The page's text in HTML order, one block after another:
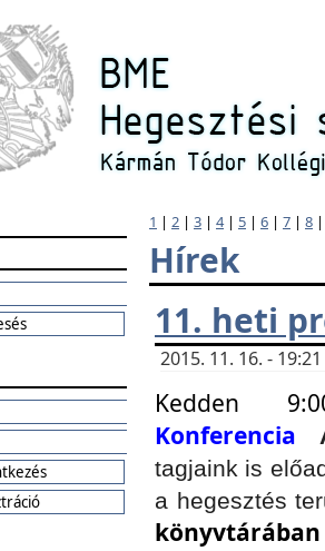
1 | 2 | 3 | 4| 5 | 6 | 7 | 8
Hírek
11. heti
2015. 11. 16. -
Kedden
Konferencia
tagjaink is
a hegesztés
könyvtárában